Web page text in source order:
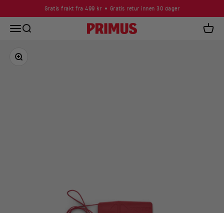
Skip to contentGratis frakt fra 499 kr Gratis retur innen 30 dager
Open navigation menu
Open search Primus Open
Zoom